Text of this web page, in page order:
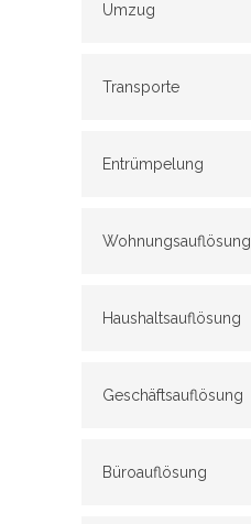
Umzug
Transporte
Entrümpelung
Wohnungsauflösung
Haushaltsauflösung
Geschäftsauflösung
Büroauflösung